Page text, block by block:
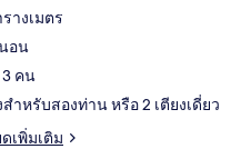
างเมตร
อน
คน
สำหรับสองท่าน หรือ 2 เตียงเดี่ยว
เพิ่มเติม